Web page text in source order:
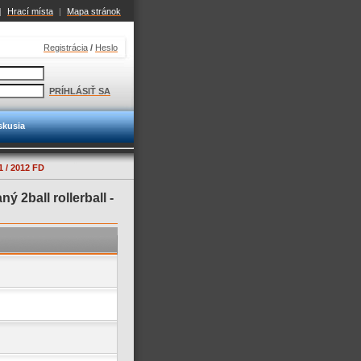
| Hrací místa | Mapa stránok
Registrácia / Heslo
PRÍHLÁSIŤ SA
/ 2012 FD
2ball rollerball -